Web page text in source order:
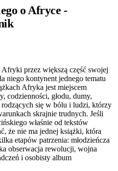
o Afryce -
przez większą część swojej
niego kontynent jednego tematu
Afryka jest miejscem
codzienności, głodu, dumy,
się w bólu i ludzi, którzy
skrajnie trudnych. Jeśli
właśnie od tekstów
że nie ma jednej książki, która
etapów patrzenia: młodzieńcza
obserwacja rewolucji, wojna
i osobisty album